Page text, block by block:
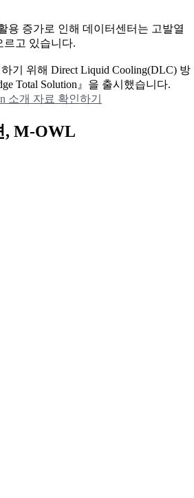
용 증가로 인해 데이터센터는 고발열
르고 있습니다.
기 위해 Direct Liquid Cooling(DLC) 방
Total Solution』을 출시했습니다.
소개 자료 확인하기
, M-OWL